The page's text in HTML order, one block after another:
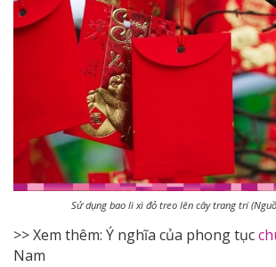
Sử dụng bao lì xì đỏ treo lên cây trang trí
>> Xem thêm: Ý nghĩa của phong tục
Nam